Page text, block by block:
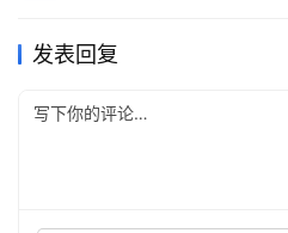
发表回复